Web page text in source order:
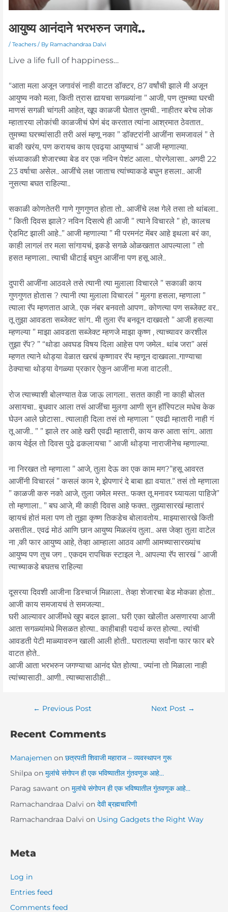
आयुष्य आनंदाने भरभरुन जगावे..
/ Teachers/ By Ramachandraa Dalvi
Live a life full of happiness…
“आता मला अजून जगावंसं नाही वाटत डॉक्टर, 87 वर्षांची झाले मी अजून
आयुष्य नको मला, किती त्रास द्यायचा सगळ्यांना ” आजी, पण तुमच्या घरची
माणसं सगळी चांगली आहेत, खूप काळजी घेतात तुमची.. नाहीतर बरेच लोक
म्हातारया लोकांची काळजीचं घेणं बंद करतात त्यांना आश्रमात ठेवतात..
तुमच्या घरच्यांसाठी तरी असं म्हणू नका ” डॉक्टरांनी आजींना समजावलं ” ते
बाकी खरंय, पण करायच काय एवढ्या आयुष्याचं ” आजी म्हणाल्या.
संध्याकाळी शेजारच्या बेड वर एक नविन पेशंट आला.. पोरगेलासा.. अगदी 22
23 वर्षाचा असेल.. आजींचे लक्ष जाताच त्यांच्याकडे बघुन हसला.. आजी
नुसत्या बघत राहिल्या..
सकाळी कोणतेतरी गाणे गुणगुणत होता तो.. आजींचे लक्ष गेले तसा तो थांबला..
” किती दिवस झाले? नविन दिसत्ये ही आजी ” त्याने विचारले ” हो, कालच
ऐडमिट झाली आहे..” आजी म्हणाल्या ” मी परमनंट मेंबर आहे इथला बरं का,
काही लागलं तर मला सांगायचं, इकडे सगळे ओळखतात आपल्याला ” तो
हसत म्हणाला.. त्याची धीटाई बघुन आजींना पण हसू आले..
दुपारी आजींना आठवले तसे त्यानी त्या मुलाला विचारले ” सकाळी काय
गुणगुणत होतास ? त्यानी त्या मुलाला विचारलं ” मुलगा हसला, म्हणाला ”
त्याला रॅप म्हणतात आजे.. एक नंबर बनवतो आपण.. कोणत्या पण सब्जेक्ट वर..
तू तुझा आवडता सब्जेक्ट सांग.. मी तुला रॅप बनवून दाखवतो ” आजी हसल्या
म्हणल्या ” माझा आवडता सब्जेक्ट म्हणजे माझा कृष्ण , त्याच्यावर करशील
तुझा रॅप? ” “थोडा अवघड विषय दिला आहेस पण जमेल.. थांब जरा” असं
म्हणत त्याने थोड्या वेळात खरचं कृष्णावर रॅप म्हणून दाखवला..गाण्याचा
ठेक्याचा थोड्या वेगळ्या प्रकार ऐकुन आजींना मजा वाटली..
रोज त्याच्याशी बोलण्यात वेळ जाऊ लागला.. सतत काही ना काही बोलत
असायचा.. बुधवार आला तसं आजींचा मुलगा आणी सुन हॉस्पिटल मधेच केक
घेउन आले छोटासा.. त्यालाही दिला तसं तो म्हणाला ” एवढी म्हातारी नाही गं
तू आजी.. ” ” झाले तर आहे खरी एवढी म्हातारी, काय करु आता सांग.. आता
काय येईल तो दिवस पुढे ढकलायचा ” आजी थोड्या नाराजीनेच म्हणाल्या.
ना निरखत तो म्हणाला ” आजे, तुला देऊ का एक काम मग?”हसू आवरत
आजींनी विचारलं ” कसलं काम रे, झेपणारं दे बाबा ह्या वयात.” तसं तो म्हणाला
” काळजी करु नको आजे, तुला जमेल मस्त.. फक्त तू मनावर घ्यायला पाहिजे”
तो म्हणाला.. ” बघ आजे, मी काही दिवस आहे फक्त.. तुझ्यासारखं म्हातारं
व्हायचं होतं मला पण तो तुझा कृष्ण तिकडेच बोलावतोय.. माझ्यासारखे किती
असतील.. एवढं मोठं आणि छान आयुष्य मिळलंय तुला.. अस जेव्हा तुला वाटेल
ना ,की फार आयुष्य आहे, तेव्हा आम्हाला आठव आणी आमच्यासारख्यांच
आयुष्य पण तुच जग .. एकदम रापचिक स्टाइल ने.. आपल्या रॅप सारखं ” आजी
त्याच्याकडे बघतच राहिल्या
दूसरया दिवशी आजीना डिस्चार्ज मिळाला.. तेव्हा शेजारचा बेड मोकळा होता..
आजी काय समजायचं ते समजल्या..
घरी आल्यावर आजींमधे खुप बदल झाला.. घरी एका खोलीत असणारया आजी
आता सगळ्यांमधे मिसळत होत्या.. काहीबाही पदार्थ करत होत्या.. त्यांची
आवडती पेटी माळ्यावरुन खाली आली होती.. घरातल्या सर्वांना फार फार बरे
वाटत होते..
आजी आता भरभरुन जगण्याचा आनंद घेत होत्या.. ज्यांना तो मिळाला नाही
त्यांच्यासाठी.. आणी.. त्याच्यासाठीही…
← Previous Post Next Post →
Recent Comments
Manajemenon छत्रपती शिवाजी महाराज – व्यवस्थापन गुरू
Shilpa on मुलांचे संगोपन ही एक भविष्यातील गुंतवणूक आहे…
Parag sawant on मुलांचे संगोपन ही एक भविष्यातील गुंतवणूक आहे…
Ramachandraa Dalvi on देवी ब्रह्मचारिणी
Ramachandraa Dalvi on Using Gadgets the Right Way
Meta
Log in
Entries feed
Comments feed